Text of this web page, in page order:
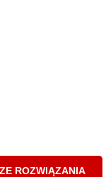
ROZWIĄZANIA